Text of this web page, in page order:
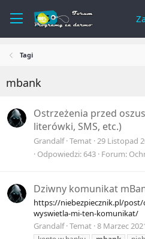
Tagi
mbank
Ostrzeżenia przed
literówki, SMS, etc.)
Grandalf Temat 29 Listopad
Odpowiedzi: 643 Forum:
Dziwny komunikat
https://niebezpiecznik.pl/
wyswietla-mi-ten-komunikat/
Grandalf Temat 8 Marzec